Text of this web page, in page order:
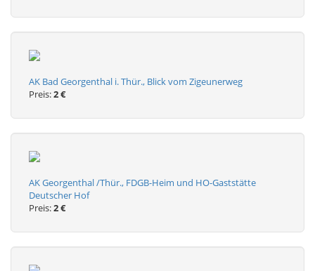
AK Bad Georgenthal i. Thür., Blick vom Zigeunerweg
Preis:2 €
AK Georgenthal /Thür., FDGB-Heim und HO-Gaststätte
Deutscher Hof
Preis:2 €